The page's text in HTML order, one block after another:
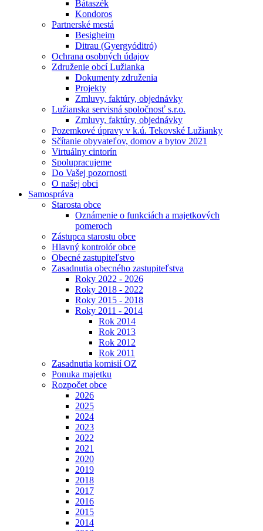
Bátaszék
Kondoros
Partnerské mestá
Besigheim
Ditrau (Gyergyóditró)
Ochrana osobných údajov
Združenie obcí Lužianka
Dokumenty združenia
Projekty
Zmluvy, faktúry, objednávky
Lužianska servisná spoločnosť s.r.o.
Zmluvy, faktúry, objednávky
Pozemkové úpravy v k.ú. Tekovské Lužianky
Sčítanie obyvateľov, domov a bytov 2021
Virtuálny cintorín
Spolupracujeme
Do Vašej pozornosti
O našej obci
Samospráva
Starosta obce
Oznámenie o funkciách a majetkových
pomeroch
Zástupca starostu obce
Hlavný kontrolór obce
Obecné zastupiteľstvo
Zasadnutia obecného zastupiteľstva
Roky 2022 - 2026
Roky 2018 - 2022
Roky 2015 - 2018
Roky 2011 - 2014
Rok 2014
Rok 2013
Rok 2012
Rok 2011
Zasadnutia komisií OZ
Ponuka majetku
Rozpočet obce
2026
2025
2024
2023
2022
2021
2020
2019
2018
2017
2016
2015
2014